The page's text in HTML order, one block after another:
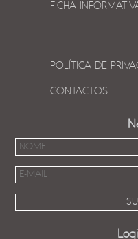
FICHA
POLÍTICA DE
CONTACTOS